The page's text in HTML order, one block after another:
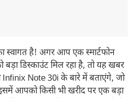
है! अगर आप एक स्मार्टफोन
डिस्काउंट मिल रहा है, तो यह खबर
Note 30i के बारे में बताएंगे, जो
इसमें आपको किसी भी खरीद पर एक बड़ा